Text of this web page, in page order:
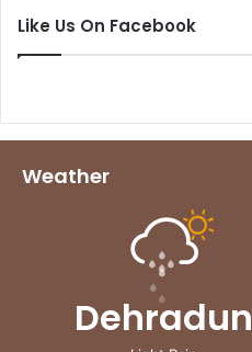
Like Us On Facebook
Weather
Dehradun